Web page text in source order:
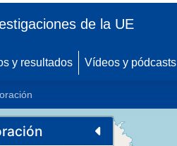
de la UE
y resultados Vídeos y pódcasts